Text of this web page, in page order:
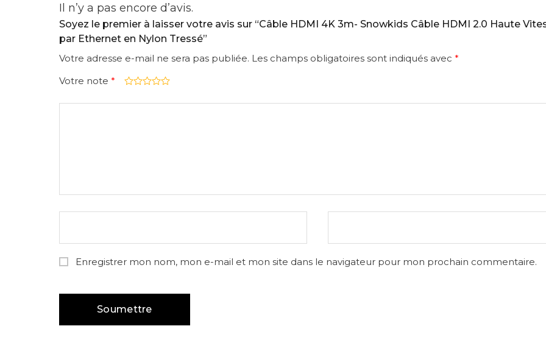
Il n’y a pas encore d’avis.
Soyez le premier à laisser votre avis sur “Câble HDMI 4K 3m- Snowkids Câble HDMI 2.0 Haute
par Ethernet en Nylon Tressé”
Votre adresse e-mail ne sera pas publiée. Les champs obligatoires sont indiqués avec *
Votre note *
Enregistrer mon nom, mon e-mail et mon site dans le navigateur pour mon prochain commentaire.